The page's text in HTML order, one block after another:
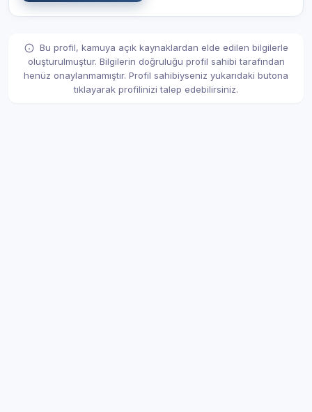
Bu profil, kamuya açık kaynaklardan elde edilen bilgilerle
oluşturulmuştur. Bilgilerin doğruluğu profil sahibi tarafından
henüz onaylanmamıştır. Profil sahibiyseniz yukarıdaki butona
tıklayarak profilinizi talep edebilirsiniz.